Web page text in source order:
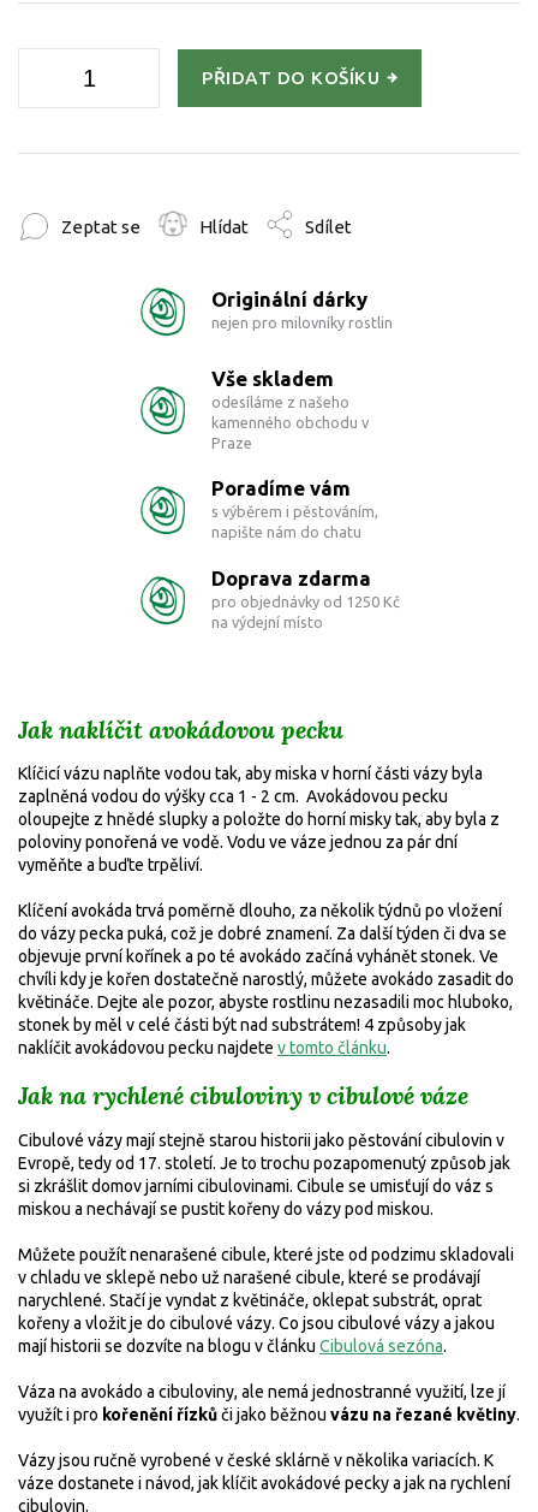
PŘIDAT DO KOŠÍKU
Zeptat se Hlídat Sdílet
Originální dárky
nejen pro milovníky rostlin
Vše skladem
odesíláme z našeho
kamenného obchodu v
Praze
Poradíme vám
s výběrem i pěstováním,
napište nám do chatu
Doprava zdarma
pro objednávky od 1250 Kč
na výdejní místo
Jak naklíčit avokádovou pecku
Klíčicí vázu naplňte vodou tak, aby miska v horní části vázy byla
zaplněná vodou do výšky cca 1 - 2 cm. Avokádovou pecku
oloupejte z hnědé slupky a položte do horní misky tak, aby byla z
poloviny ponořená ve vodě. Vodu ve váze jednou za pár dní
vyměňte a buďte trpěliví.
Klíčení avokáda trvá poměrně dlouho, za několik týdnů po vložení
do vázy pecka puká, což je dobré znamení. Za další týden či dva se
objevuje první kořínek a po té avokádo začíná vyhánět stonek. Ve
chvíli kdy je kořen dostatečně narostlý, můžete avokádo zasadit do
květináče. Dejte ale pozor, abyste rostlinu nezasadili moc hluboko,
stonek by měl v celé části být nad substrátem! 4 způsoby jak
naklíčit avokádovou pecku najdete v tomto článku.
Jak na rychlené cibuloviny v cibulové váze
Cibulové vázy mají stejně starou historii jako pěstování cibulovin v
Evropě, tedy od 17. století. Je to trochu pozapomenutý způsob jak
si zkrášlit domov jarními cibulovinami. Cibule se umisťují do váz s
miskou a nechávají se pustit kořeny do vázy pod miskou.
Můžete použít nenarašené cibule, které jste od podzimu skladovali
v chladu ve sklepě nebo už narašené cibule, které se prodávají
narychlené. Stačí je vyndat z květináče, oklepat substrát, oprat
kořeny a vložit je do cibulové vázy. Co jsou cibulové vázy a jakou
mají historii se dozvíte na blogu v článku Cibulová sezóna.
Váza na avokádo a cibuloviny, ale nemá jednostranné využití, lze jí
využít i pro kořenění řízkůči jako běžnou vázu na řezané květiny.
Vázy jsou ručně vyrobené v české sklárně v několika variacích. K
váze dostanete i návod, jak klíčit avokádové pecky a jak na rychlení
cibulovin.